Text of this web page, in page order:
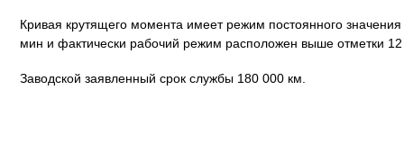
Кривая крутящего момента имеет режим постоянного
мин и фактически рабочий режим расположен выше отметки
Заводской заявленный срок службы 180 000 км.